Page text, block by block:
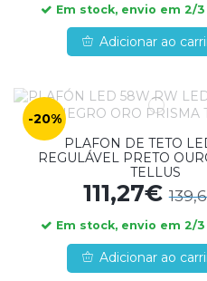
Em stock, envio em 2/
Adicionar ao
-20%
PLAFON DE TETO
REGULÁVEL PRETO
TELLUS
111,27€
Em stock, envio em 2/
Adicionar ao